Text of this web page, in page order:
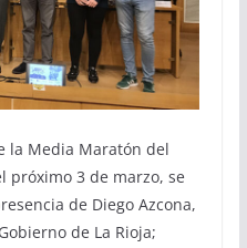
la Media Maratón del
próximo 3 de marzo, se
de Diego Azcona,
de La Rioja;